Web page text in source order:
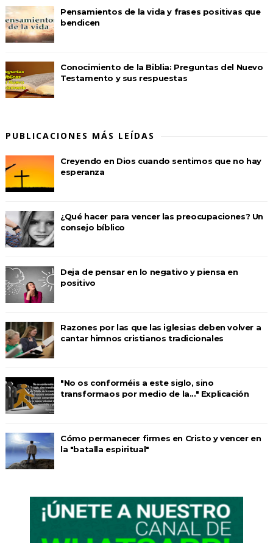
Pensamientos de la vida y frases positivas que
bendicen
Conocimiento de la Biblia: Preguntas del Nuevo
Testamento y sus respuestas
PUBLICACIONES MÁS LEÍDAS
Creyendo en Dios cuando sentimos que no hay
esperanza
¿Qué hacer para vencer las preocupaciones? Un
consejo bíblico
Deja de pensar en lo negativo y piensa en
positivo
Razones por las que las iglesias deben volver a
cantar himnos cristianos tradicionales
"No os conforméis a este siglo, sino
transformaos por medio de la..." Explicación
Cómo permanecer firmes en Cristo y vencer en
la "batalla espiritual"